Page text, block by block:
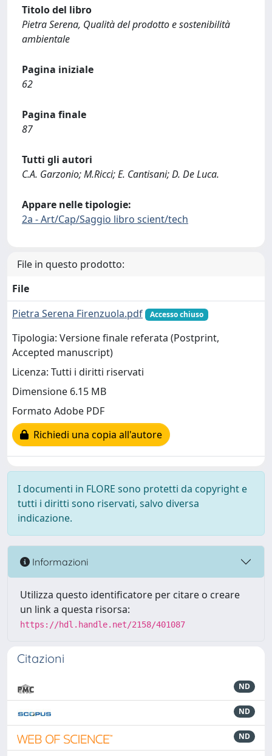
Titolo del libro
Pietra Serena, Qualità del prodotto e sostenibilità
ambientale
Pagina iniziale
62
Pagina finale
87
Tutti gli autori
C.A. Garzonio; M.Ricci; E. Cantisani; D. De Luca.
Appare nelle tipologie:
2a - Art/Cap/Saggio libro scient/tech
File in questo prodotto:
File
Pietra Serena Firenzuola.pdf
Accesso chiuso
Tipologia: Versione finale referata (Postprint,
Accepted manuscript)
Licenza: Tutti i diritti riservati
Dimensione 6.15 MB
Formato Adobe PDF
Richiedi una copia all'autore
I documenti in FLORE sono protetti da copyright e
tutti i diritti sono riservati, salvo diversa
indicazione.
Informazioni
Utilizza questo identificatore per citare o creare
un link a questa risorsa:
https://hdl.handle.net/2158/401087
Citazioni
ND
ND
ND